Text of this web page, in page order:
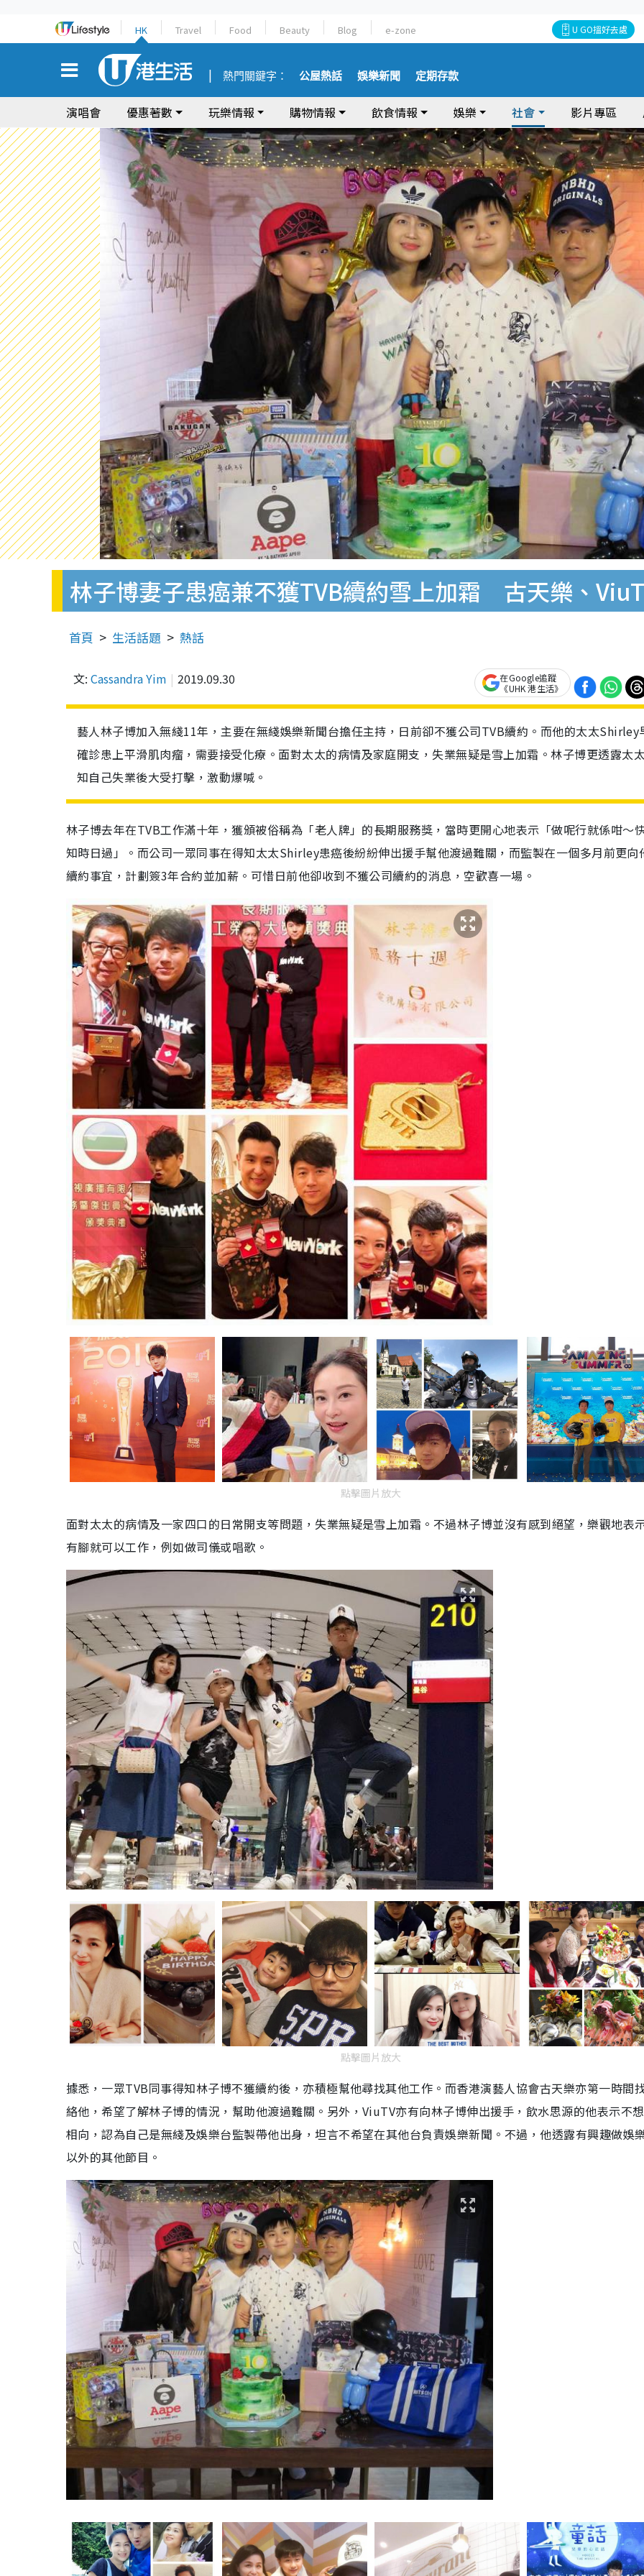
HK Travel Food Beauty Blog e-zone U GO搵好去處
熱門關鍵字： 公屋熱話 娛樂新聞 定期存款
演唱會 優惠著數 玩樂情報 購物情報 飲食情報 娛樂 社會 影片專區
林子博妻子患癌兼不獲TVB續約雪上加霜 古天樂、
首頁 生活話題 熱話
文: Cassandra Yim 2019.09.30
在Google追蹤
《UHK 港生活》
藝人林子博加入無綫11年，主要在無綫娛樂新聞台擔任主持，日前卻不獲公司TVB續約。而他的太太Shirley
確診患上平滑肌肉瘤，需要接受化療。面對太太的病情及家庭開支，失業無疑是雪上加霜。林子博更透露太
知自己失業後大受打擊，激動爆喊。
林子博去年在TVB工作滿十年，獲頒被俗稱為「老人牌」的長期服務獎，當時更開心地表示「做呢行就係咁～
知時日過」。而公司一眾同事在得知太太Shirley患癌後紛紛伸出援手幫他渡過難關，而監製在一個多月前更向
續約事宜，計劃簽3年合約並加薪。可惜日前他卻收到不獲公司續約的消息，空歡喜一場。
點擊圖片放大
面對太太的病情及一家四口的日常開支等問題，失業無疑是雪上加霜。不過林子博並沒有感到絕望，樂觀地表
有腳就可以工作，例如做司儀或唱歌。
點擊圖片放大
據悉，一眾TVB同事得知林子博不獲續約後，亦積極幫他尋找其他工作。而香港演藝人協會古天樂亦第一時間
絡他，希望了解林子博的情況，幫助他渡過難關。另外，ViuTV亦有向林子博伸出援手，飲水思源的他表示不
相向，認為自己是無綫及娛樂台監製帶他出身，坦言不希望在其他台負責娛樂新聞。不過，他透露有興趣做娛
以外的其他節目。